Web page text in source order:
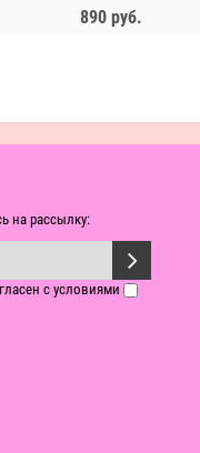
890 руб.
на рассылку:
с условиями